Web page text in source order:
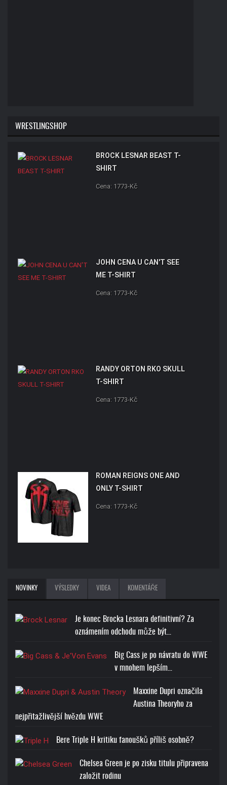
WRESTLINGSHOP
BROCK LESNAR BEAST T-
SHIRT
Cena: 1773-Kč
JOHN CENA U CAN'T SEE
ME T-SHIRT
Cena: 1773-Kč
RANDY ORTON RKO SKULL
T-SHIRT
Cena: 1773-Kč
ROMAN REIGNS ONE AND
ONLY T-SHIRT
Cena: 1773-Kč
NOVINKY VÝSLEDKY VIDEA KOMENTÁŘE
Je konec Brocka Lesnara definitivní? Za
oznámením odchodu může být…
Big Cass je po návratu do WWE
v mnohem lepším…
Maxxine Dupri označila
Austina Theoryho za
nejpřitažlivější hvězdu WWE
Bere Triple H kritiku fanoušků příliš osobně?
Chelsea Green je po zisku titulu připravena
založit rodinu